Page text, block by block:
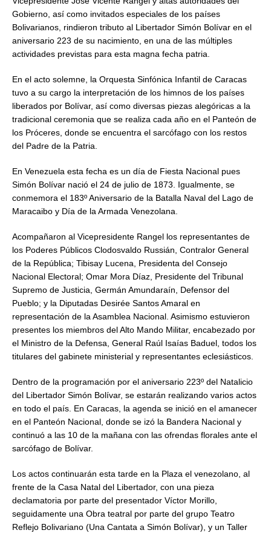
Gobierno, así como invitados especiales de los países
Bolivarianos, rindieron tributo al Libertador Simón Bolívar en el
aniversario 223 de su nacimiento, en una de las múltiples
actividades previstas para esta magna fecha patria.
En el acto solemne, la Orquesta Sinfónica Infantil de Caracas
tuvo a su cargo la interpretación de los himnos de los países
liberados por Bolívar, así como diversas piezas alegóricas a la
tradicional ceremonia que se realiza cada año en el Panteón de
los Próceres, donde se encuentra el sarcófago con los restos
del Padre de la Patria.
En Venezuela esta fecha es un día de Fiesta Nacional pues
Simón Bolívar nació el 24 de julio de 1873. Igualmente, se
conmemora el 183º Aniversario de la Batalla Naval del Lago de
Maracaibo y Día de la Armada Venezolana.
Acompañaron al Vicepresidente Rangel los representantes de
los Poderes Públicos Clodosvaldo Russián, Contralor General
de la República; Tibisay Lucena, Presidenta del Consejo
Nacional Electoral; Omar Mora Díaz, Presidente del Tribunal
Supremo de Justicia, Germán Amundaraín, Defensor del
Pueblo; y la Diputadas Desirée Santos Amaral en
representación de la Asamblea Nacional. Asimismo estuvieron
presentes los miembros del Alto Mando Militar, encabezado por
el Ministro de la Defensa, General Raúl Isaías Baduel, todos los
titulares del gabinete ministerial y representantes eclesiásticos.
Dentro de la programación por el aniversario 223º del Natalicio
del Libertador Simón Bolívar, se estarán realizando varios actos
en todo el país. En Caracas, la agenda se inició en el amanecer
en el Panteón Nacional, donde se izó la Bandera Nacional y
continuó a las 10 de la mañana con las ofrendas florales ante el
sarcófago de Bolívar.
Los actos continuarán esta tarde en la Plaza el venezolano, al
frente de la Casa Natal del Libertador, con una pieza
declamatoria por parte del presentador Víctor Morillo,
seguidamente una Obra teatral por parte del grupo Teatro
Reflejo Bolivariano (Una Cantata a Simón Bolívar), y un Taller